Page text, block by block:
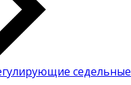
седельные